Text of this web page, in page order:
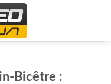
Bicêtre :